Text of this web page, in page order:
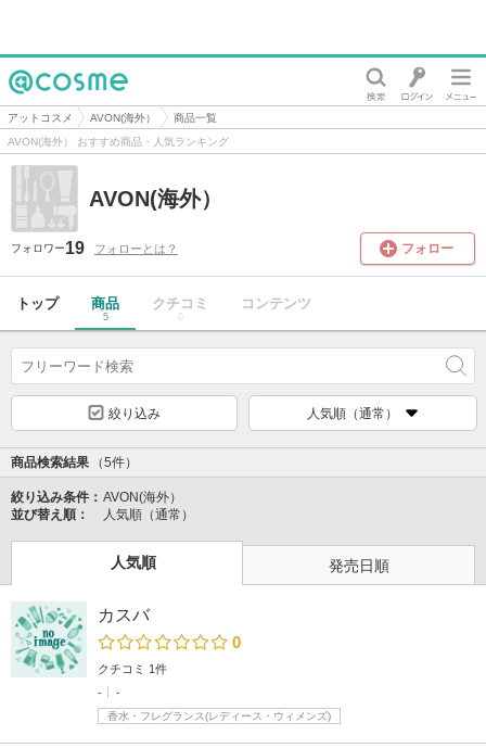
@cosme
アットコスメ AVON(海外）
商品一覧
AVON(海外） おすすめ商品・人気ランキング
AVON(海外）
フォロワー19 フォローとは？ フォロー
トップ 商品
5
クチコミ
0
コンテンツ
絞り込み 人気順（通常）
商品検索結果 （5件）
絞り込み条件： AVON(海外）
並び替え順：
人気順（通常）
人気順 発売日順
カスバ
0
クチコミ 1件
-
-
香水・フレグランス(レディース・ウィメンズ)